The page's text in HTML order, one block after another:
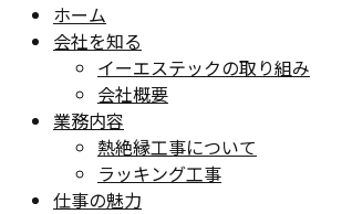
ホーム
会社を知る
イーエステックの取り組み
会社概要
業務内容
熱絶縁工事について
ラッキング工事
仕事の魅力